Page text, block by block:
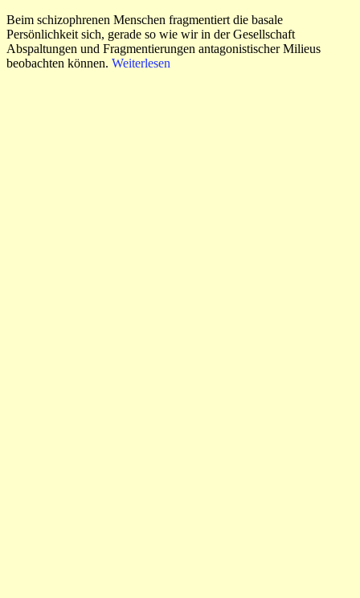
Beim schizophrenen Menschen fragmentiert die basale
Persönlichkeit sich, gerade so wie wir in der Gesellschaft
Abspaltungen und Fragmentierungen antagonistischer Milieus
beobachten können. Weiterlesen